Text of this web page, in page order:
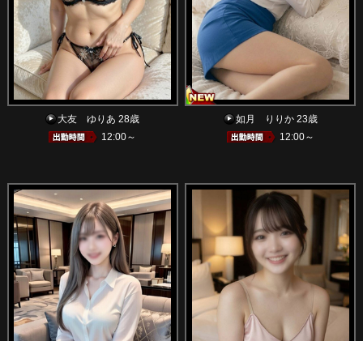
大友 ゆりあ 28歳
12:00～
如月 りりか 23歳
12:00～